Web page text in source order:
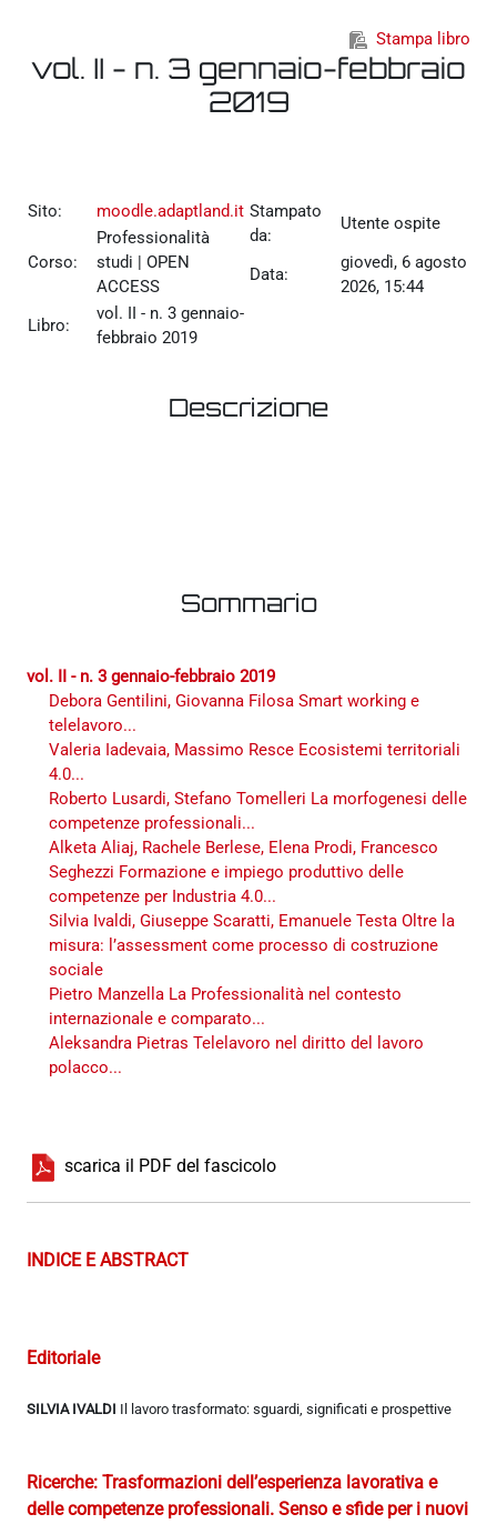
Stampa libro
vol. II - n. 3 gennaio-febbraio
2019
Sito: moodle.adaptland.it
Corso:
Professionalità
studi | OPEN
ACCESS
Libro:
vol. II - n. 3 gennaio-
febbraio 2019
Stampato
da:
Utente ospite
Data:
giovedì, 6 agosto
2026, 15:44
Descrizione
Sommario
vol. II - n. 3 gennaio-febbraio 2019
Debora Gentilini, Giovanna Filosa Smart working e
telelavoro...
Valeria Iadevaia, Massimo Resce Ecosistemi territoriali
4.0...
Roberto Lusardi, Stefano Tomelleri La morfogenesi delle
competenze professionali...
Alketa Aliaj, Rachele Berlese, Elena Prodi, Francesco
Seghezzi Formazione e impiego produttivo delle
competenze per Industria 4.0...
Silvia Ivaldi, Giuseppe Scaratti, Emanuele Testa Oltre la
misura: l’assessment come processo di costruzione
sociale
Pietro Manzella La Professionalità nel contesto
internazionale e comparato...
Aleksandra Pietras Telelavoro nel diritto del lavoro
polacco...
scarica il PDF del fascicolo
INDICE E ABSTRACT
Editoriale
SILVIA IVALDI Il lavoro trasformato: sguardi, significati e prospettive
Ricerche: Trasformazioni dell’esperienza lavorativa e
delle competenze professionali. Senso e sfide per i nuovi